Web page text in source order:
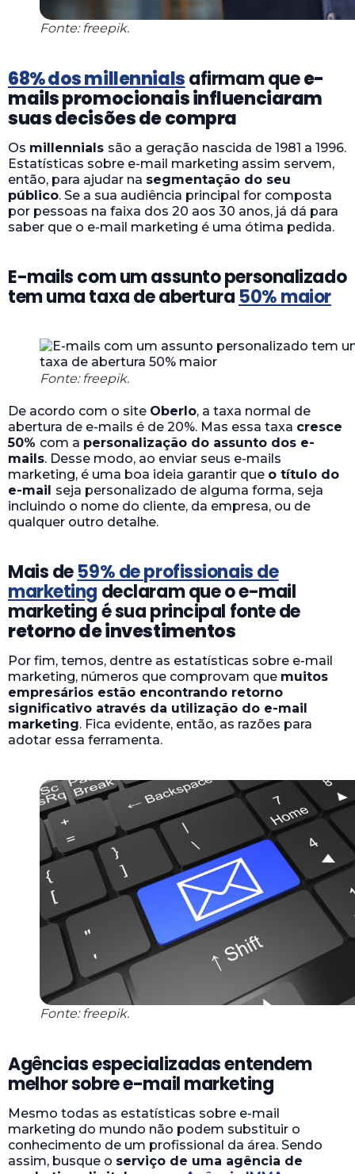
Fonte: freepik.
68% dos millennialsafirmam quee-
mails promocionais influenciaram
suas decisões de compra
Os millennials são a geração nascida de 1981 a 1996.
Estatísticas sobre e-mail marketing assim servem,
então, para ajudar na segmentação do seu
público. Se a sua audiência principal for composta
por pessoas na faixa dos 20 aos 30 anos, já dá para
saber que o e-mail marketing é uma ótima pedida.
E-mails com um assunto personalizado
tem uma taxa de abertura 50% maior
Fonte: freepik.
De acordo com o site Oberlo, a taxa normal de
abertura de e-mails é de 20%. Mas essa taxa cresce
50% com a personalização do assunto dos e-
mails. Desse modo, ao enviar seus e-mails
marketing, é uma boa ideia garantir que o título do
e-mail seja personalizado de alguma forma, seja
incluindo o nome do cliente, da empresa, ou de
qualquer outro detalhe.
Mais de59% de profissionais de
marketing declaram que o e-mail
marketing é sua principal fonte de
retorno de investimentos
Por fim, temos, dentre as estatísticas sobre e-mail
marketing, números que comprovam que muitos
empresários estão encontrando retorno
significativo através da utilização do e-mail
marketing. Fica evidente, então, as razões para
adotar essa ferramenta.
Fonte: freepik.
Agências especializadas entendem
melhor sobre e-mail marketing
Mesmo todas as estatísticas sobre e-mail
marketing do mundo não podem substituir o
conhecimento de um profissional da área. Sendo
assim, busque o serviço de uma agência de